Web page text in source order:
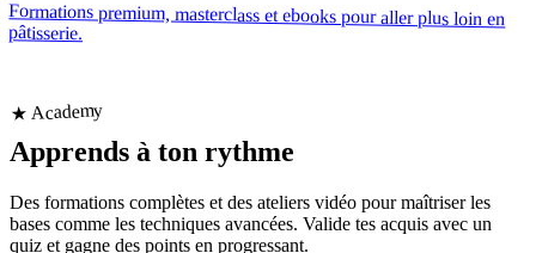
Formations premium, masterclass et ebooks pour aller plus loin en
pâtisserie.
★ Academy
Apprends à ton rythme
Des formations complètes et des ateliers vidéo pour maîtriser les
bases comme les techniques avancées. Valide tes acquis avec un
quiz et gagne des points en progressant.